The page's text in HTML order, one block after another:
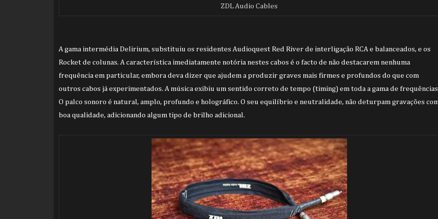
ZDL Audio Cables
A gama intermédia Delirium, substituiu os residentes Audioquest Red River de interligação RCA e balanceados, e os
Rocket de colunas. A característica imediatamente notória nestes cabos é o facto de não destacarem nenhuma
frequência em particular, embora deva dizer que ajudem a produzir graves mais firmes e profundos do que com
outros cabos já experimentados. A música exibiu um sentido correto de tempo (timing) em toda a gama de
O palco sonoro é natural, amplo, profundo e holográfico. O seu equilíbrio e neutralidade, não deturpam gravações
boa qualidade, adicionando algum tipo de brilho adicional.